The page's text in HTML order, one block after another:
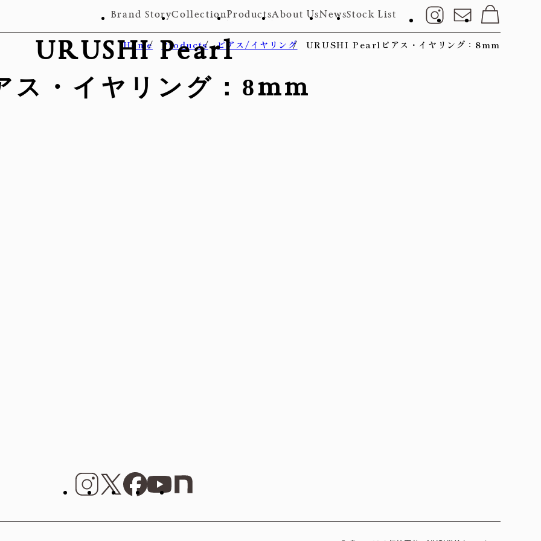
Brand StoryCollectionProductsAbout Us NewsStock List
Home Products ピアス/イヤリング URUSHI Pearlピアス・イヤリング：8mm
URUSHI Pearl
ス・イヤリング：8mm